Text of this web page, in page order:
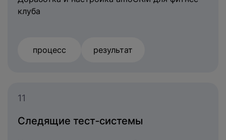
клуба
процесс результат
11
Следящие тест‐системы